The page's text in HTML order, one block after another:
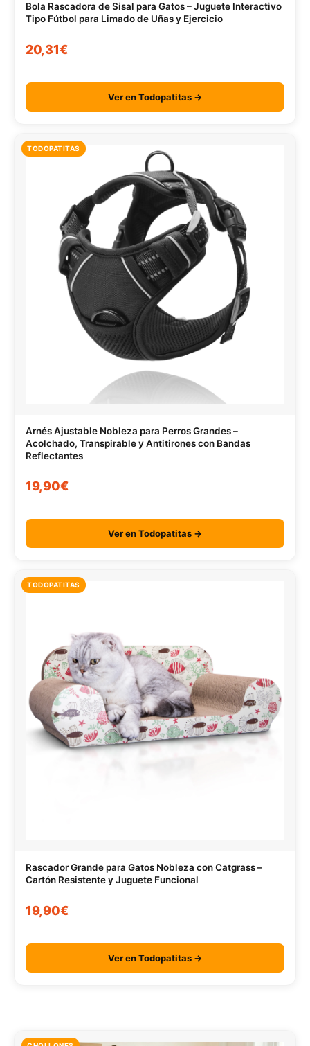
Bola Rascadora de Sisal para Gatos – Juguete Interactivo
Tipo Fútbol para Limado de Uñas y Ejercicio
20,31€
Ver en Todopatitas →
TODOPATITAS
Arnés Ajustable Nobleza para Perros Grandes –
Acolchado, Transpirable y Antitirones con Bandas
Reflectantes
19,90€
Ver en Todopatitas →
TODOPATITAS
Rascador Grande para Gatos Nobleza con Catgrass –
Cartón Resistente y Juguete Funcional
19,90€
Ver en Todopatitas →